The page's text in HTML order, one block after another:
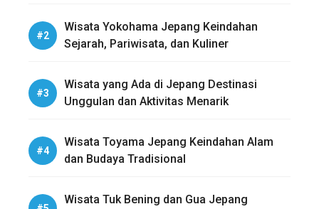
Wisata Yokohama Jepang Keindahan
Sejarah, Pariwisata, dan Kuliner
Wisata yang Ada di Jepang Destinasi
Unggulan dan Aktivitas Menarik
Wisata Toyama Jepang Keindahan Alam
dan Budaya Tradisional
Wisata Tuk Bening dan Gua Jepang